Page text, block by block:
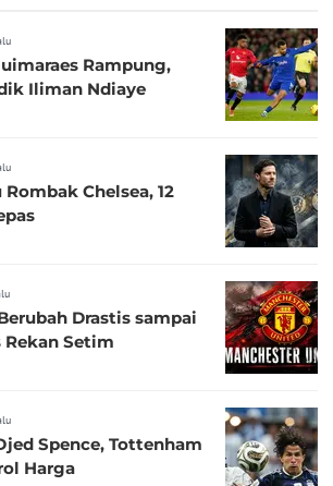
Rampung,
Iliman Ndiaye
Chelsea, 12
Drastis sampai
Setim
Spence, Tottenham
Harga